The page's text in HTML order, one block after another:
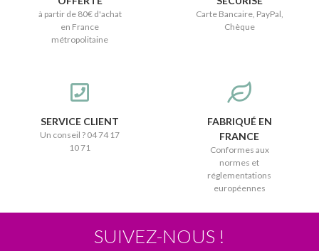
à partir de 80€ d'achat
en France
métropolitaine
Carte Bancaire, PayPal,
Chèque
SERVICE CLIENT
Un conseil ? 04 74 17
10 71
FABRIQUÉ EN
FRANCE
Conformes aux
normes et
réglementations
européennes
SUIVEZ-NOUS !